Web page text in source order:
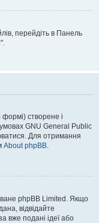
перейдіть в Панель
створене і
GNU General Public
Для отримання
About phpBB.
phpBB Limited. Якщо
відвідайте
вже подані ідеї або